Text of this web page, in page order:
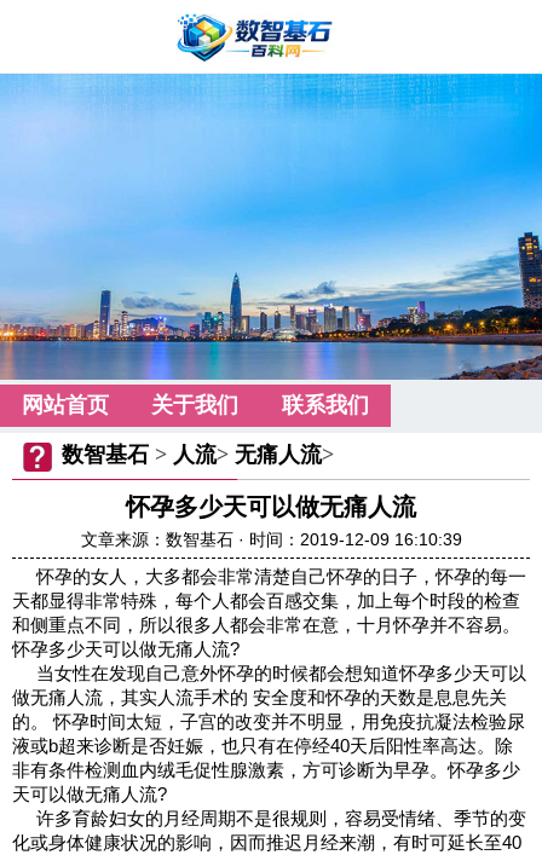
网站首页 关于我们 联系我们
数智基石 > 人流>无痛人流>
怀孕多少天可以做无痛人流
文章来源：数智基石 · 时间：2019-12-09 16:10:39
怀孕的女人，大多都会非常清楚自己怀孕的日子，怀孕的每一
天都显得非常特殊，每个人都会百感交集，加上每个时段的检查
和侧重点不同，所以很多人都会非常在意，十月怀孕并不容易。
怀孕多少天可以做无痛人流?
当女性在发现自己意外怀孕的时候都会想知道怀孕多少天可以
做无痛人流，其实人流手术的 安全度和怀孕的天数是息息先关
的。 怀孕时间太短，子宫的改变并不明显，用免疫抗凝法检验尿
液或b超来诊断是否妊娠，也只有在停经40天后阳性率高达。除
非有条件检测血内绒毛促性腺激素，方可诊断为早孕。怀孕多少
天可以做无痛人流?
许多育龄妇女的月经周期不是很规则，容易受情绪、季节的变
化或身体健康状况的影响，因而推迟月经来潮，有时可延长至40